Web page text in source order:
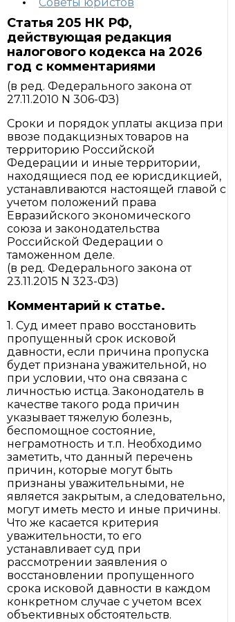
Статья 205 НК РФ,
действующая редакция
налогового кодекса на 2026
год с комментариями
(в ред. Федерального закона от
27.11.2010 N 306-ФЗ)
Сроки и порядок уплаты акциза при
ввозе подакцизных товаров на
территорию Российской
Федерации и иные территории,
находящиеся под ее юрисдикцией,
устанавливаются настоящей главой с
учетом положений права
Евразийского экономического
союза и законодательства
Российской Федерации о
таможенном деле.
(в ред. Федерального закона от
23.11.2015 N 323-ФЗ)
Комментарий к статье.
1. Суд имеет право восстановить
пропущенный срок исковой
давности, если причина пропуска
будет признана уважительной, но
при условии, что она связана с
личностью истца. Законодатель в
качестве такого рода причин
указывает тяжелую болезнь,
беспомощное состояние,
неграмотность и т.п. Необходимо
заметить, что данный перечень
причин, которые могут быть
признаны уважительными, не
является закрытым, а следовательно,
могут иметь место и иные причины.
Что же касается критерия
уважительности, то его
устанавливает суд при
рассмотрении заявления о
восстановлении пропущенного
срока исковой давности в каждом
конкретном случае с учетом всех
объективных обстоятельств.